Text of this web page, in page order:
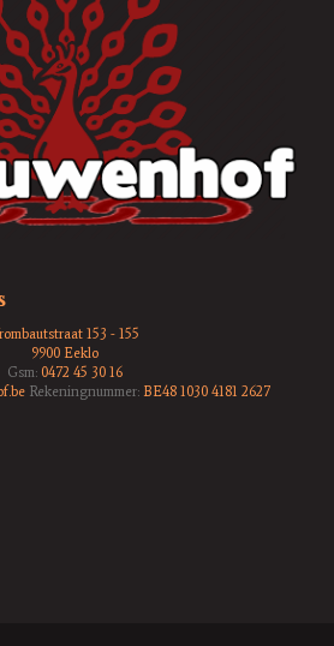
153 - 155
9900 Eeklo
Gsm: 0472 45 30 16
Rekeningnummer: BE48 1030 4181 2627